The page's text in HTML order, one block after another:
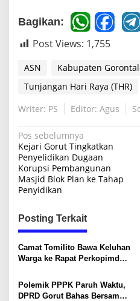
Bagikan:
Post Views: 1,755
ASN Kabupaten
Tunjangan Hari Raya (THR)
Writer: PS
Editor: Agus
N
a
v
i
a
s
i
o
Pos sebelumnya
Kejari Gorut Tingkatkan
Penyelidikan Dugaan
Korupsi Pembangunan
Masjid Blok Plan ke Tahap
Penyidikan
Posting Terkait
Camat Tomilito Bawa Keluhan
Warga ke Rapat Perkopimda:
Pengangkut Kayu HTI
Polemik PPPK Paruh Waktu,
DPRD Gorut Bahas Bersama